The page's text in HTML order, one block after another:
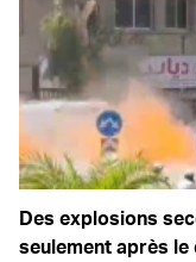
Des explosions
seulement après